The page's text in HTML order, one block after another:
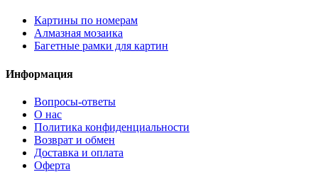
Картины по номерам
Алмазная мозаика
Багетные рамки для картин
Информация
Вопросы-ответы
О нас
Политика конфиденциальности
Возврат и обмен
Доставка и оплата
Оферта